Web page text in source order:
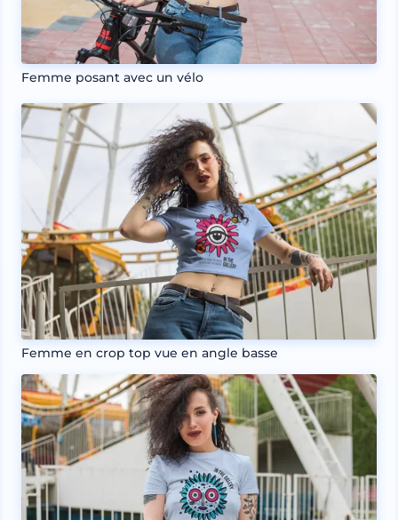
Femme posant avec un vélo
Femme en crop top vue en angle basse